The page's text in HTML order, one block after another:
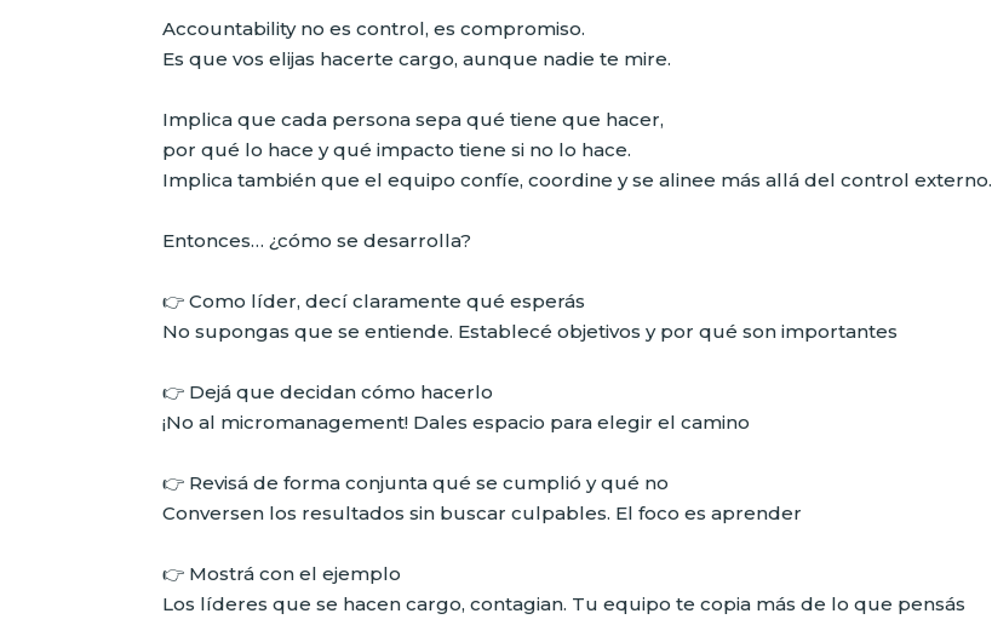
Accountability no es control, es compromiso.
Es que vos elijas hacerte cargo, aunque nadie te mire.
Implica que cada persona sepa qué tiene que hacer,
por qué lo hace y qué impacto tiene si no lo hace.
Implica también que el equipo confíe, coordine y se alinee más allá del control externo.
Entonces… ¿cómo se desarrolla?
👉 Como líder, decí claramente qué esperás
No supongas que se entiende. Establecé objetivos y por qué son importantes
👉 Dejá que decidan cómo hacerlo
¡No al micromanagement! Dales espacio para elegir el camino
👉 Revisá de forma conjunta qué se cumplió y qué no
Conversen los resultados sin buscar culpables. El foco es aprender
👉 Mostrá con el ejemplo
Los líderes que se hacen cargo, contagian. Tu equipo te copia más de lo que pensás